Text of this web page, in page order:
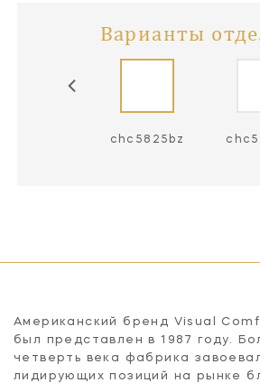
Варианты
chc5825bz
Американский бренд Visual
был представлен в 1987 году.
четверть века фабрика
лидирующих позиций на рынке